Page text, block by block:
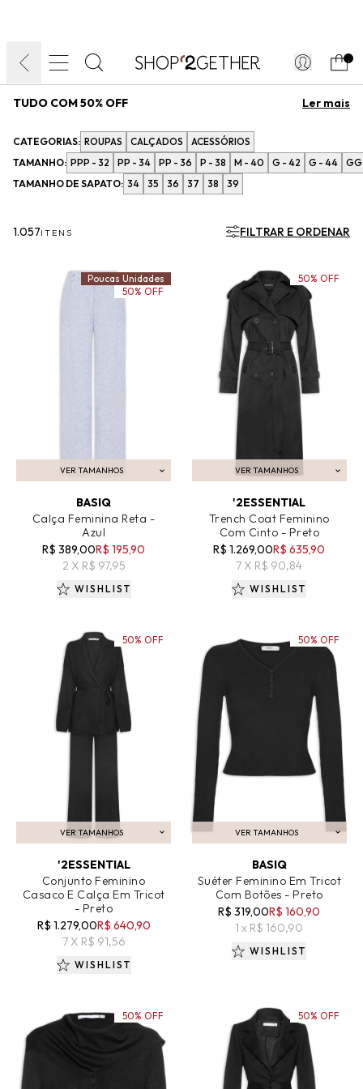
TUDO COM 50% OFF
Descubra uma seleção especial da ‘2Essential com 50% OFF e
aproveite para renovar suas produções de final do ano com
roupas, acessórios, calçados e mais itens essenciais da nossa
etiqueta assinada:
CATEGORIAS: ROUPAS CALÇADOS
ACESSÓRIOS
TAMANHO: PPP - 32 PP - 34 PP - 36 P - 38 M - 40 G - 42 G - 44
TAMANHO DE SAPATO: 34 35 36 37 38 39
1.057ITENS FILTRAR E ORDENAR
VER TAMANHOS
ADICIONAR AO CARRINHO
BASIQ
Calça Feminina Reta -
Azul
R$ 389,00R$ 195,90
2 X R$ 97,95
Poucas Unidades
50% OFF
WISHLIST
VER TAMANHOS
ADICIONAR AO CARRINHO
'2ESSENTIAL
Trench Coat Feminino
Com Cinto - Preto
R$ 1.269,00R$ 635,90
7 X R$ 90,84
50% OFF
WISHLIST
VER TAMANHOS
ADICIONAR AO CARRINHO
'2ESSENTIAL
Conjunto Feminino
Casaco E Calça Em Tricot
- Preto
R$ 1.279,00R$ 640,90
7 X R$ 91,56
50% OFF
WISHLIST
VER TAMANHOS
ADICIONAR AO CARRINHO
BASIQ
Suéter Feminino Em Tricot
Com Botões - Preto
R$ 319,00R$ 160,90
1 x R$ 160,90
50% OFF
WISHLIST
50% OFF 50% OFF